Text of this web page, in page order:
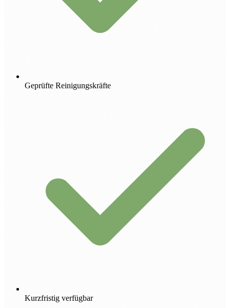
Geprüfte Reinigungskräfte
Kurzfristig verfügbar